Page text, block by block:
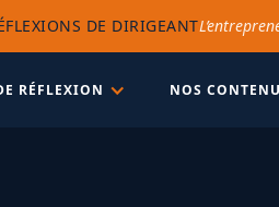
DE DIRIGEANT
RÉFLEXION NOS